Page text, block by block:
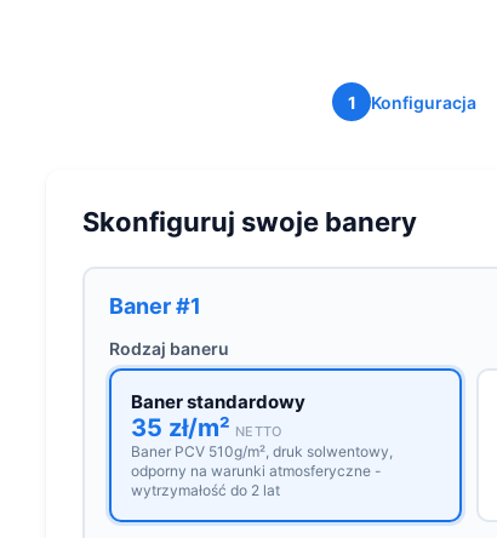
1 Konfiguracja
Skonfiguruj swoje banery
Baner #1
Rodzaj baneru
Baner standardowy
35 zł/m² NETTO
Baner PCV 510g/m², druk solwentowy,
odporny na warunki atmosferyczne -
wytrzymałość do 2 lat